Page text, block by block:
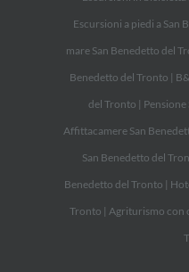
Escursioni a piedi a San
mare San Benedetto del
Benedetto del Tronto |
del Tronto |
Affittacamere San
San Benedetto del
Benedetto del Tronto |
Tronto | Agriturismo con